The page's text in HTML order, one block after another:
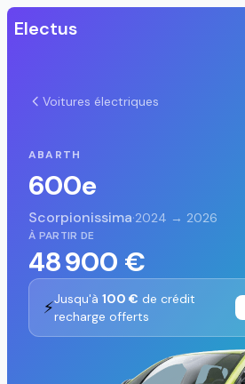
Electus
Voitures électriques
ABARTH
600e
Scorpionissima·2024 → 2026
À PARTIR DE
48 900 €
⚡Jusqu'à 100 € de crédit
recharge offerts